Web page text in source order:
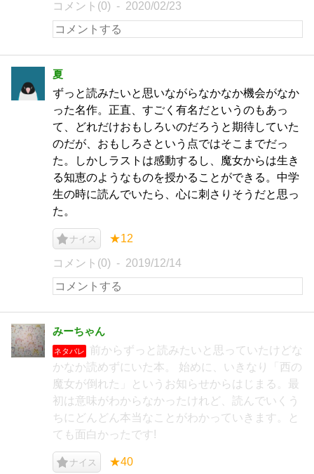
コメント(0) 2020/02/23
夏
ずっと読みたいと思いながらなかなか機会がなか
った名作。正直、すごく有名だというのもあっ
て、どれだけおもしろいのだろうと期待していた
のだが、おもしろさという点ではそこまでだっ
た。しかしラストは感動するし、魔女からは生き
る知恵のようなものを授かることができる。中学
生の時に読んでいたら、心に刺さりそうだと思っ
た。
ナイス ★12
コメント(0) 2019/12/14
みーちゃん
ネタバレ
前からずっと読みたいと思っていたけどな
かなか読めずにいた本。 始めに、いきなり「西の
魔女が倒れた」というお知らせからはじまる。最
初は意味がわからなかったけれど、読んでいくう
ちにどんどん本当なことがわかっていきます。と
ても面白かったです!
ナイス ★40